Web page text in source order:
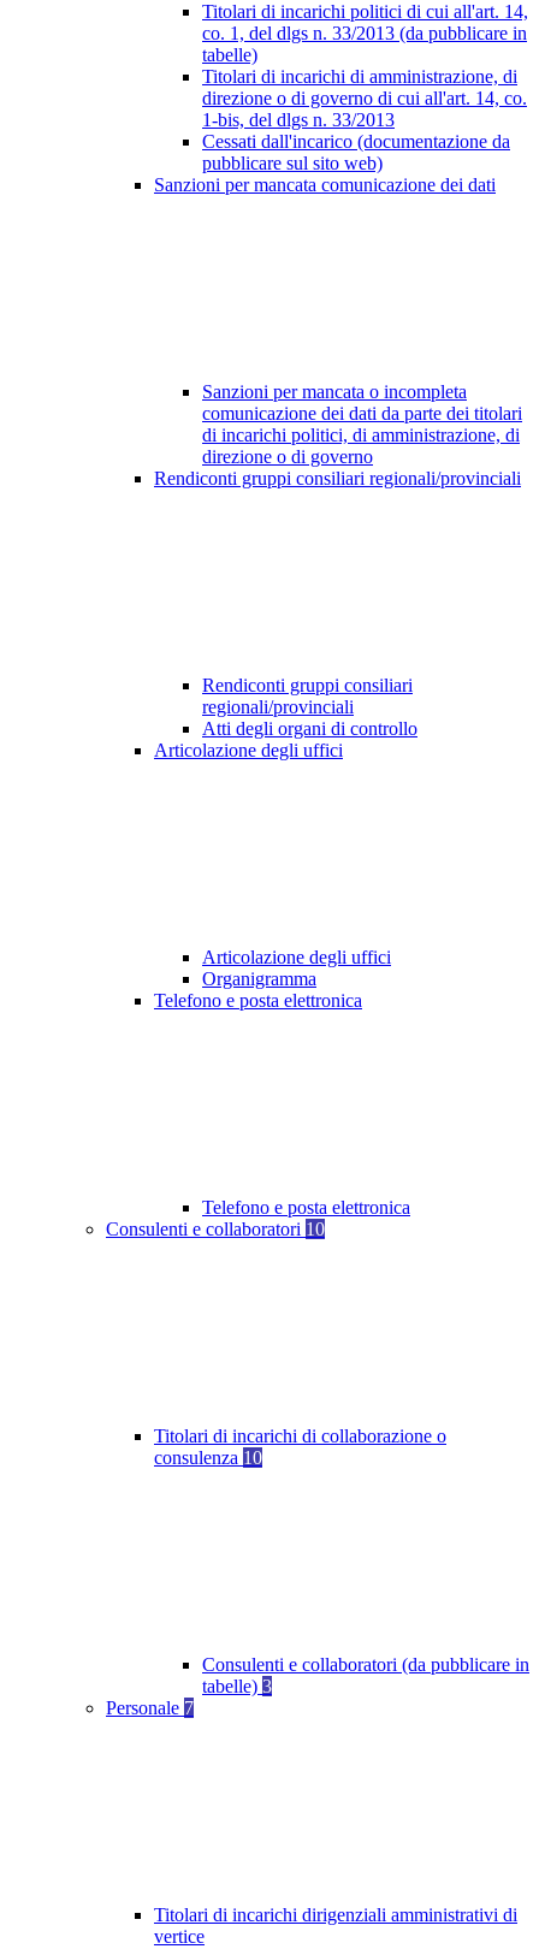
Titolari di incarichi politici di cui all'art. 14,
co. 1, del dlgs n. 33/2013 (da pubblicare in
tabelle)
Titolari di incarichi di amministrazione, di
direzione o di governo di cui all'art. 14, co.
1-bis, del dlgs n. 33/2013
Cessati dall'incarico (documentazione da
pubblicare sul sito web)
Sanzioni per mancata comunicazione dei dati
Sanzioni per mancata o incompleta
comunicazione dei dati da parte dei titolari
di incarichi politici, di amministrazione, di
direzione o di governo
Rendiconti gruppi consiliari regionali/provinciali
Rendiconti gruppi consiliari
regionali/provinciali
Atti degli organi di controllo
Articolazione degli uffici
Articolazione degli uffici
Organigramma
Telefono e posta elettronica
Telefono e posta elettronica
Consulenti e collaboratori 10
Titolari di incarichi di collaborazione o
consulenza 10
Consulenti e collaboratori (da pubblicare in
tabelle) 3
Personale 7
Titolari di incarichi dirigenziali amministrativi di
vertice